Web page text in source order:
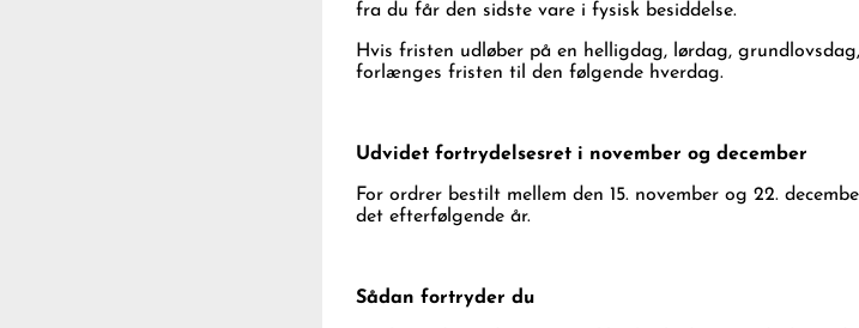
fra du får den sidste vare i fysisk besiddelse.
Hvis fristen udløber på en helligdag, lørdag,
forlænges fristen til den følgende hverdag.
Udvidet fortrydelsesret i november og december
For ordrer bestilt mellem den 15. november og 22.
det efterfølgende år.
Sådan fortryder du